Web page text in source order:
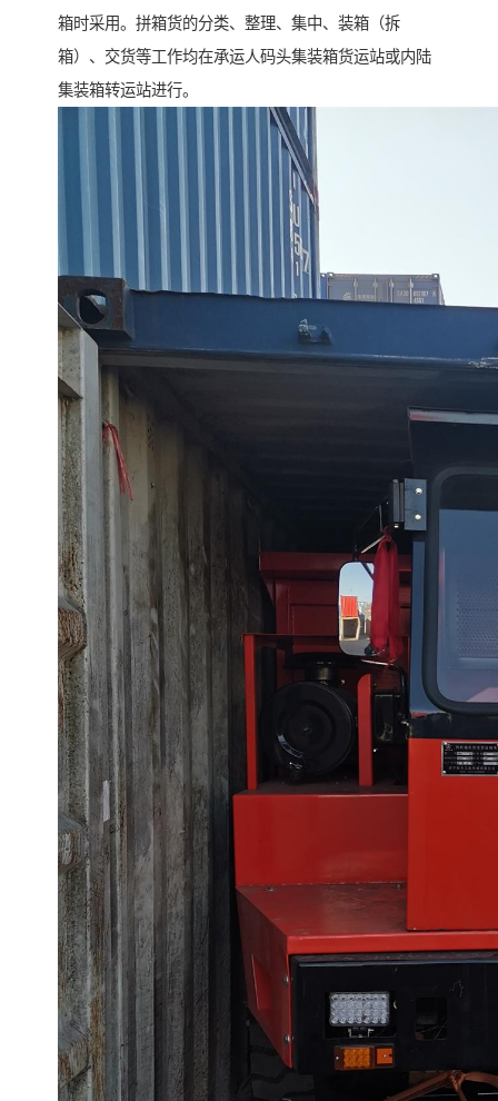
箱时采用。拼箱货的分类、整理、集中、装箱（拆
箱）、交货等工作均在承运人码头集装箱货运站或内陆
集装箱转运站进行。